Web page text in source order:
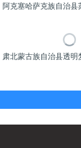
阿克塞哈萨克族自治县
肃北蒙古族自治县透明